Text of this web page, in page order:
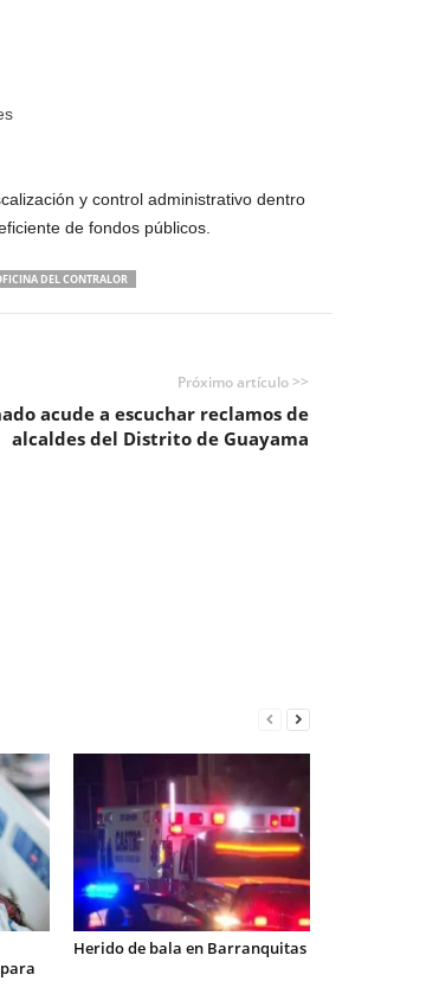
y control administrativo dentro
de fondos públicos.
DEL CONTRALOR
Próximo artículo >>
acude a escuchar reclamos de
alcaldes del Distrito de Guayama
Herido de bala en Barranquitas